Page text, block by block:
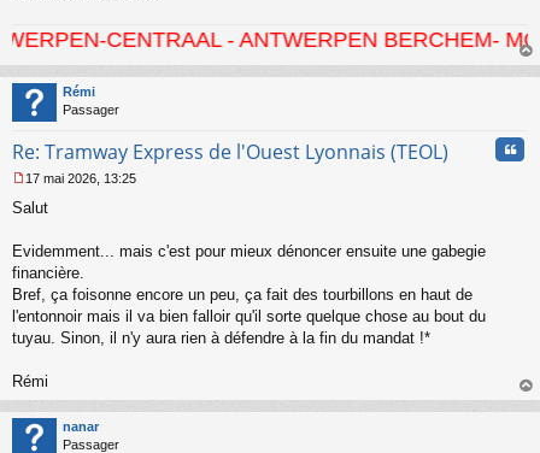
e
o
n
CENTRAAL - ANTWERPEN BERCHEM- MORTSEL
au
Rémi
Passager
Re: Tramway Express de l'Ouest Lyonnais (TEOL)
e
s
g
e
n
o
l
u
17 mai 2026, 13:25
Salut
Evidemment... mais c'est pour mieux dénoncer ensuite une gabegie
financière.
Bref, ça foisonne encore un peu, ça fait des tourbillons en haut de
l'entonnoir mais il va bien falloir qu'il sorte quelque chose au bout du
tuyau. Sinon, il n'y aura rien à défendre à la fin du mandat !*
Rémi
au
nanar
Passager